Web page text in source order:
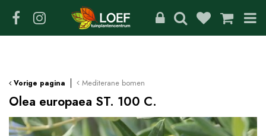
Vorige pagina Mediterane bomen
Olea europaea ST. 100 C.